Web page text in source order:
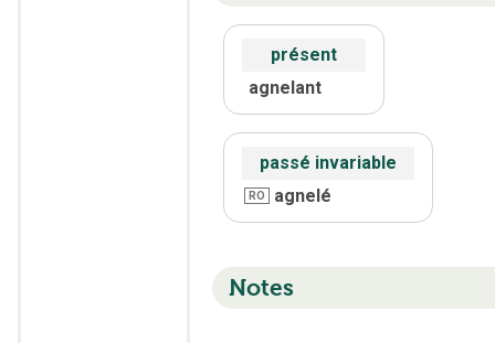
présent
agnelant
passé invariable
RO agnelé
Notes